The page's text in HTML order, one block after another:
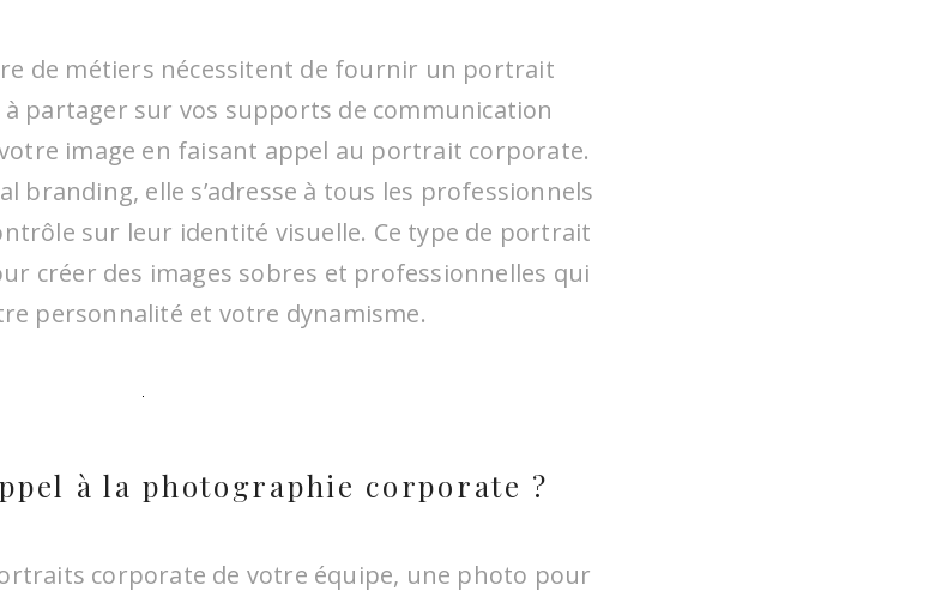
de métiers nécessitent de fournir un portrait
partager sur vos supports de communication
image en faisant appel au portrait corporate.
branding, elle s’adresse à tous les professionnels
sur leur identité visuelle. Ce type de portrait
créer des images sobres et professionnelles qui
personnalité et votre dynamisme.
à la photographie corporate ?
corporate de votre équipe, une photo pour